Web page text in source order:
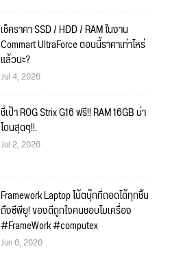
เช็คราคา SSD / HDD / RAM ในงาน
Commart UltraForce ตอนนี้ราคาเท่าไหร่
แล้วนะ?
Jul 4, 2026
ชี้เป้า ROG Strix G16 ฟรี!! RAM 16GB น่า
โดนสุดๆ!!.
Jul 2, 2026
Framework Laptop โน้ตบุ๊กที่ถอดได้ทุกชิ้น
ถึงซีพียู! ของดีถูกใจคนชอบโมเครื่อง
#FrameWork #computex
Jun 6, 2026